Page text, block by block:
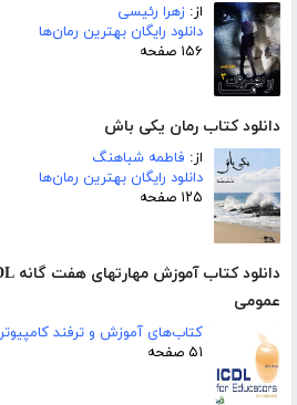
از: زهرا رئیسی
دانلود رایگان بهترین رمان‌ها
۱۵۶ صفحه
دانلود کتاب رمان یکی باش
از: فاطمه شباهنگ
دانلود رایگان بهترین رمان‌ها
۱۲۵ صفحه
عمومی
کتاب‌های آموزش و ترفند کامپیوتر
۵۱ صفحه